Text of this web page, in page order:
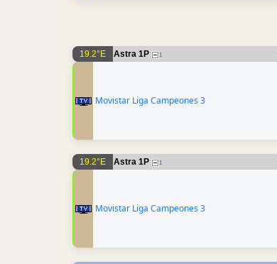
19.2°E Astra 1P 1
Movistar Liga Campeones 3
19.2°E Astra 1P 1
Movistar Liga Campeones 3